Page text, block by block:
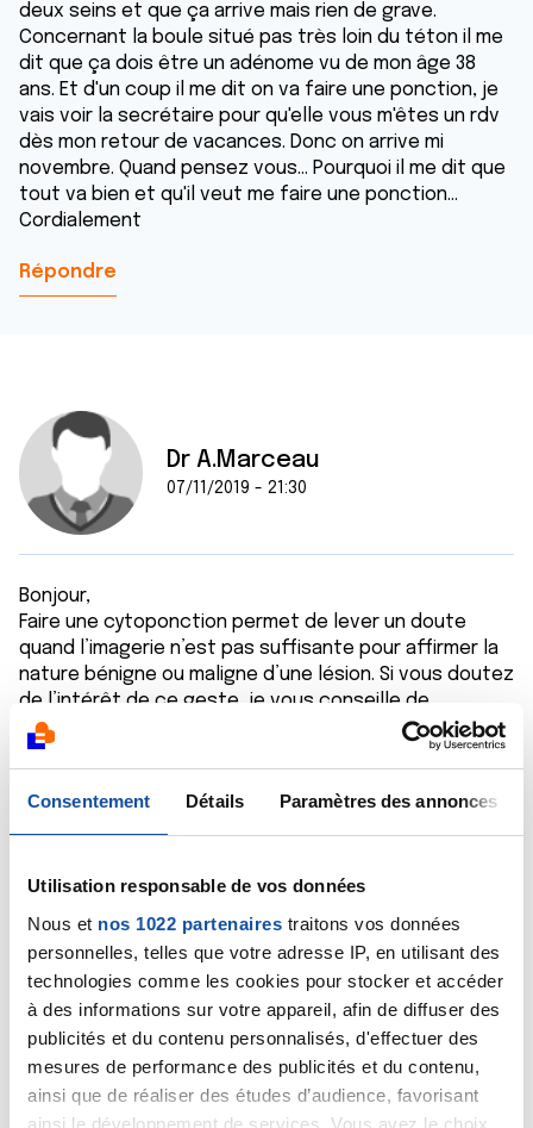
Consentement Détails Paramètres des annonces
Utilisation responsable de vos données
Nous et nos 1022 partenaires traitons vos données
personnelles, telles que votre adresse IP, en utilisant des
technologies comme les cookies pour stocker et accéder
à des informations sur votre appareil, afin de diffuser des
publicités et du contenu personnalisés, d'effectuer des
mesures de performance des publicités et du contenu,
ainsi que de réaliser des études d’audience, favorisant
ainsi le développement de services. Vous avez le choix
deux seins et que ça arrive mais rien de grave.
Concernant la boule situé pas très loin du téton il me
dit que ça dois être un adénome vu de mon âge 38
ans. Et d'un coup il me dit on va faire une ponction, je
vais voir la secrétaire pour qu'elle vous m'êtes un rdv
dès mon retour de vacances. Donc on arrive mi
novembre. Quand pensez vous... Pourquoi il me dit que
tout va bien et qu'il veut me faire une ponction...
Cordialement
Répondre
Dr A.Marceau
07/11/2019 - 21:30
Bonjour,
Faire une cytoponction permet de lever un doute
quand l’imagerie n’est pas suffisante pour affirmer la
nature bénigne ou maligne d’une lésion. Si vous doutez
de l’intérêt de ce geste, je vous conseille de
demander l’avis de votre gynécologue.
Bien cordialement
Citer
Didyy62